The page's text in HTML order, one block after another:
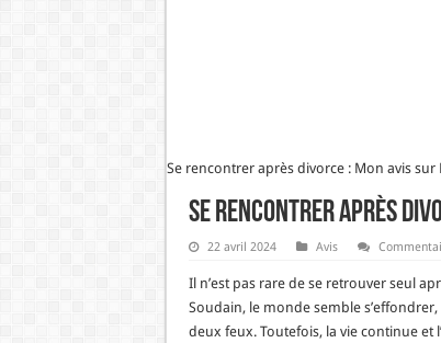
Se rencontrer après divorce : Mon avis
Se rencontrer après
22 avril 2024 Avis
Il n’est pas rare de se retrouver seul
Soudain, le monde semble
deux feux. Toutefois, la vie continue et